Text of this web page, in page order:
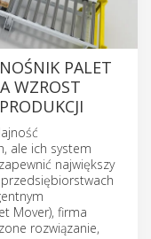
PALET
WZROST
ale ich system
największy
Mover), firma
rozwiązanie,